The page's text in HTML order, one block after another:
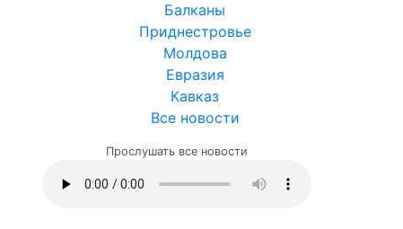
Балканы
Приднестровье
Молдова
Евразия
Кавказ
Все новости
Прослушать все новости